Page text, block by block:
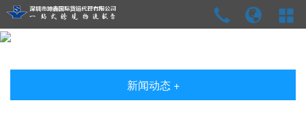
新闻动态 +